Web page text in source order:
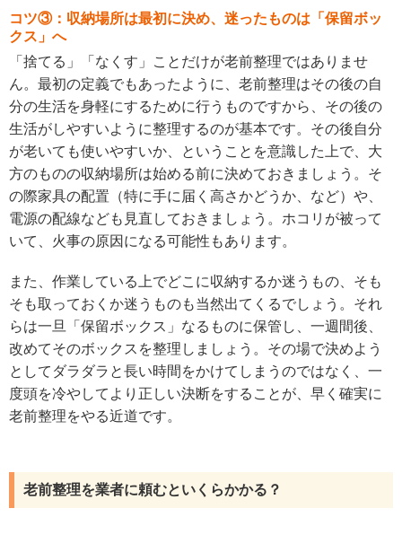
コツ③：収納場所は最初に決め、迷ったものは「保留ボッ
クス」へ
「捨てる」「なくす」ことだけが老前整理ではありませ
ん。最初の定義でもあったように、老前整理はその後の自
分の生活を身軽にするために行うものですから、その後の
生活がしやすいように整理するのが基本です。その後自分
が老いても使いやすいか、ということを意識した上で、大
方のものの収納場所は始める前に決めておきましょう。そ
の際家具の配置（特に手に届く高さかどうか、など）や、
電源の配線なども見直しておきましょう。ホコリが被って
いて、火事の原因になる可能性もあります。
また、作業している上でどこに収納するか迷うもの、そも
そも取っておくか迷うものも当然出てくるでしょう。それ
らは一旦「保留ボックス」なるものに保管し、一週間後、
改めてそのボックスを整理しましょう。その場で決めよう
としてダラダラと長い時間をかけてしまうのではなく、一
度頭を冷やしてより正しい決断をすることが、早く確実に
老前整理をやる近道です。
老前整理を業者に頼むといくらかかる？